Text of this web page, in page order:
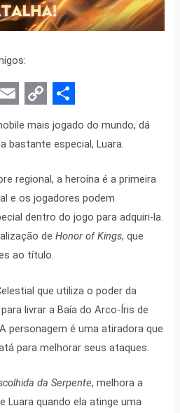
C
o
y
L
i
n
S
h
r
e
mais jogado do mundo, dá
bastante especial, Luara.
regional, a heroína é a primeira
e os jogadores podem
dentro do jogo para adquiri-la.
deHonor of Kings, que
ao título.
que utiliza o poder da
livrar a Baía do Arco-Íris de
personagem é uma atiradora que
para melhorar seus ataques.
da Serpente, melhora a
Luara quando ela atinge uma